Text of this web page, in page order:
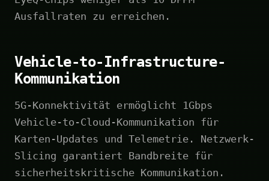
Ausfallraten zu erreichen.
Vehicle-to-Infrastructure-
Kommunikation
5G-Konnektivität ermöglicht 1Gbps
Vehicle-to-Cloud-Kommunikation für
Karten-Updates und Telemetrie. Netzwerk-
Slicing garantiert Bandbreite für
sicherheitskritische Kommunikation.